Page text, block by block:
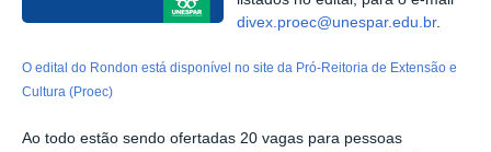
divex.proec@unespar.edu.br.
O edital do Rondon está disponível no site da Pró-Reitoria de Extensão e
Cultura (Proec)
Ao todo estão sendo ofertadas 20 vagas para pessoas